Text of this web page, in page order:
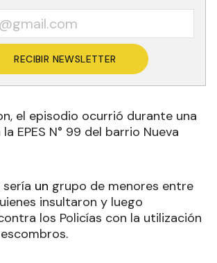
RECIBIR NEWSLETTER
el episodio ocurrió durante una
EPES N° 99 del barrio Nueva
un grupo de menores entre
insultaron y luego
los Policías con la utilización
.